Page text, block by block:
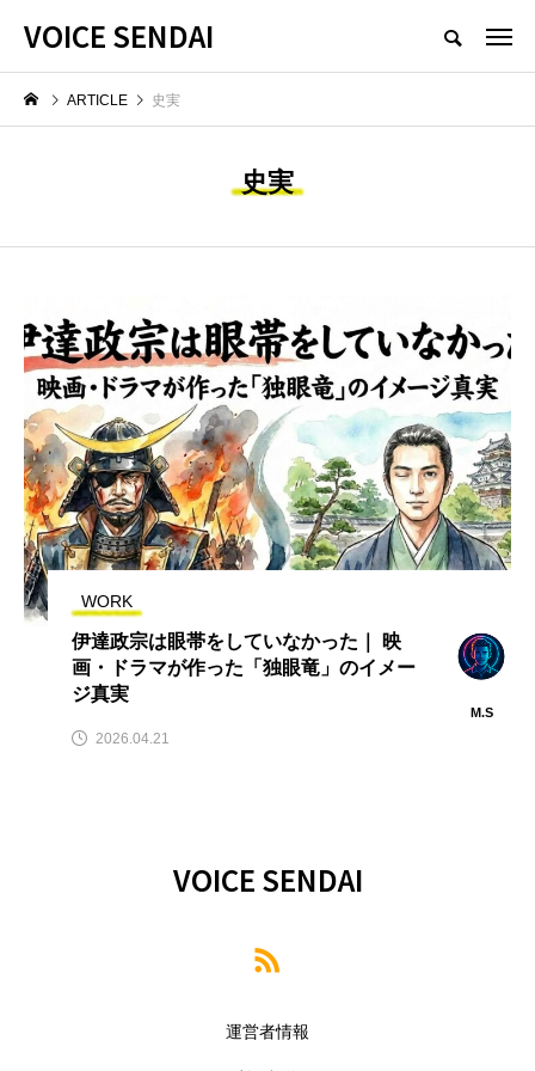
VOICE SENDAI
ARTICLE 史実
史実
WORK
伊達政宗は眼帯をしていなかった｜ 映
画・ドラマが作った「独眼竜」のイメー
ジ真実
M.S
2026.04.21
VOICE SENDAI
運営者情報